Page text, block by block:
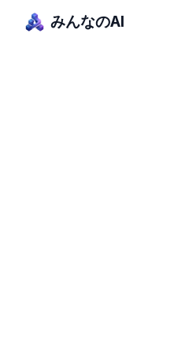
みんなのAI